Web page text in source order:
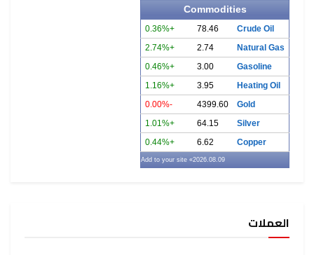
Commodities
Crude Oil
78.46
+0.36%
Natural Gas
2.74
+2.74%
Gasoline
3.00
+0.46%
Heating Oil
3.95
+1.16%
Gold
4399.60
-0.00%
Silver
64.15
+1.01%
Copper
6.62
+0.44%
2026.08.09
» Add to your site
العملات